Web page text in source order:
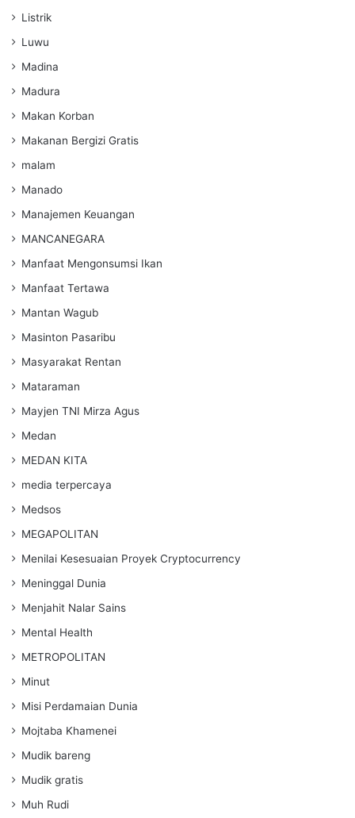
Listrik
Luwu
Madina
Madura
Makan Korban
Makanan Bergizi Gratis
malam
Manado
Manajemen Keuangan
MANCANEGARA
Manfaat Mengonsumsi Ikan
Manfaat Tertawa
Mantan Wagub
Masinton Pasaribu
Masyarakat Rentan
Mataraman
Mayjen TNI Mirza Agus
Medan
MEDAN KITA
media terpercaya
Medsos
MEGAPOLITAN
Menilai Kesesuaian Proyek Cryptocurrency
Meninggal Dunia
Menjahit Nalar Sains
Mental Health
METROPOLITAN
Minut
Misi Perdamaian Dunia
Mojtaba Khamenei
Mudik bareng
Mudik gratis
Muh Rudi